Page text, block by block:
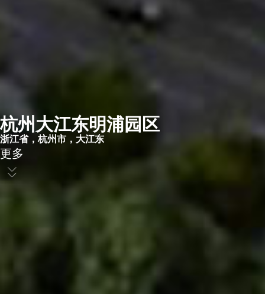
杭州大江东明浦园区​
浙江省，杭州市，大江东​
更多